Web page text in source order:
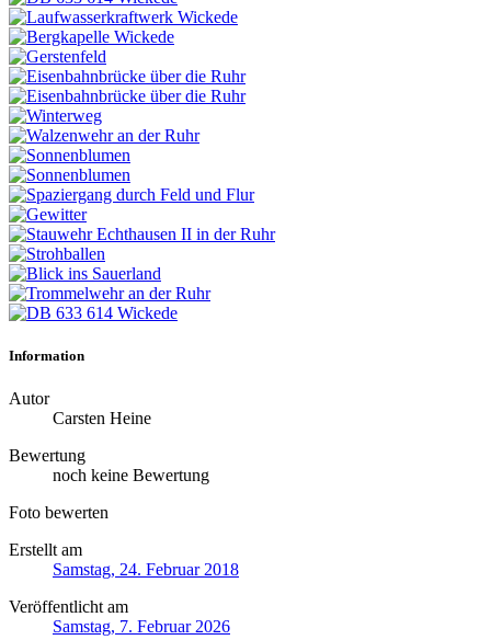
Information
Autor
Carsten Heine
Bewertung
noch keine Bewertung
Foto bewerten
Erstellt am
Samstag, 24. Februar 2018
Veröffentlicht am
Samstag, 7. Februar 2026